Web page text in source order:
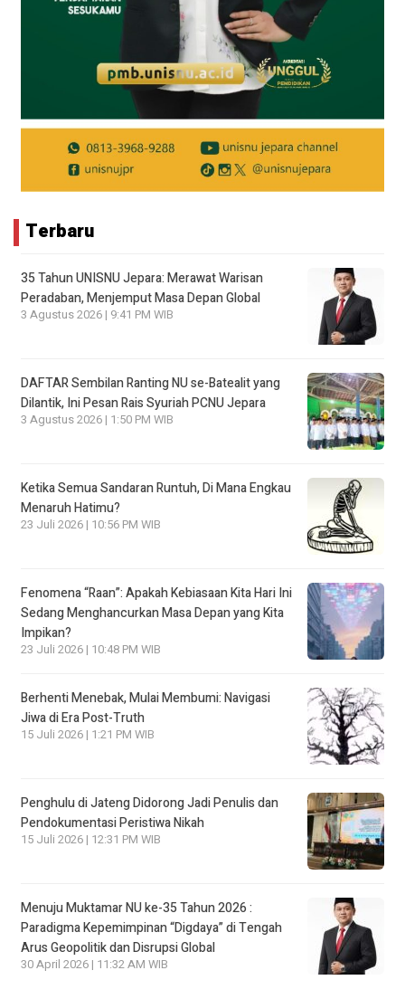
Terbaru
35 Tahun UNISNU Jepara: Merawat Warisan
Peradaban, Menjemput Masa Depan Global
3 Agustus 2026 | 9:41 PM WIB
DAFTAR Sembilan Ranting NU se-Batealit yang
Dilantik, Ini Pesan Rais Syuriah PCNU Jepara
3 Agustus 2026 | 1:50 PM WIB
Ketika Semua Sandaran Runtuh, Di Mana Engkau
Menaruh Hatimu?
23 Juli 2026 | 10:56 PM WIB
Fenomena “Raan”: Apakah Kebiasaan Kita Hari Ini
Sedang Menghancurkan Masa Depan yang Kita
Impikan?
23 Juli 2026 | 10:48 PM WIB
Berhenti Menebak, Mulai Membumi: Navigasi
Jiwa di Era Post-Truth
15 Juli 2026 | 1:21 PM WIB
Penghulu di Jateng Didorong Jadi Penulis dan
Pendokumentasi Peristiwa Nikah
15 Juli 2026 | 12:31 PM WIB
Menuju Muktamar NU ke-35 Tahun 2026 :
Paradigma Kepemimpinan “Digdaya” di Tengah
Arus Geopolitik dan Disrupsi Global
30 April 2026 | 11:32 AM WIB